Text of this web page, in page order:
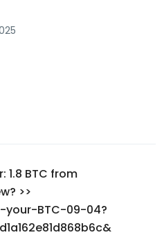
1.8 BTC from
>>
BTC-09-04?